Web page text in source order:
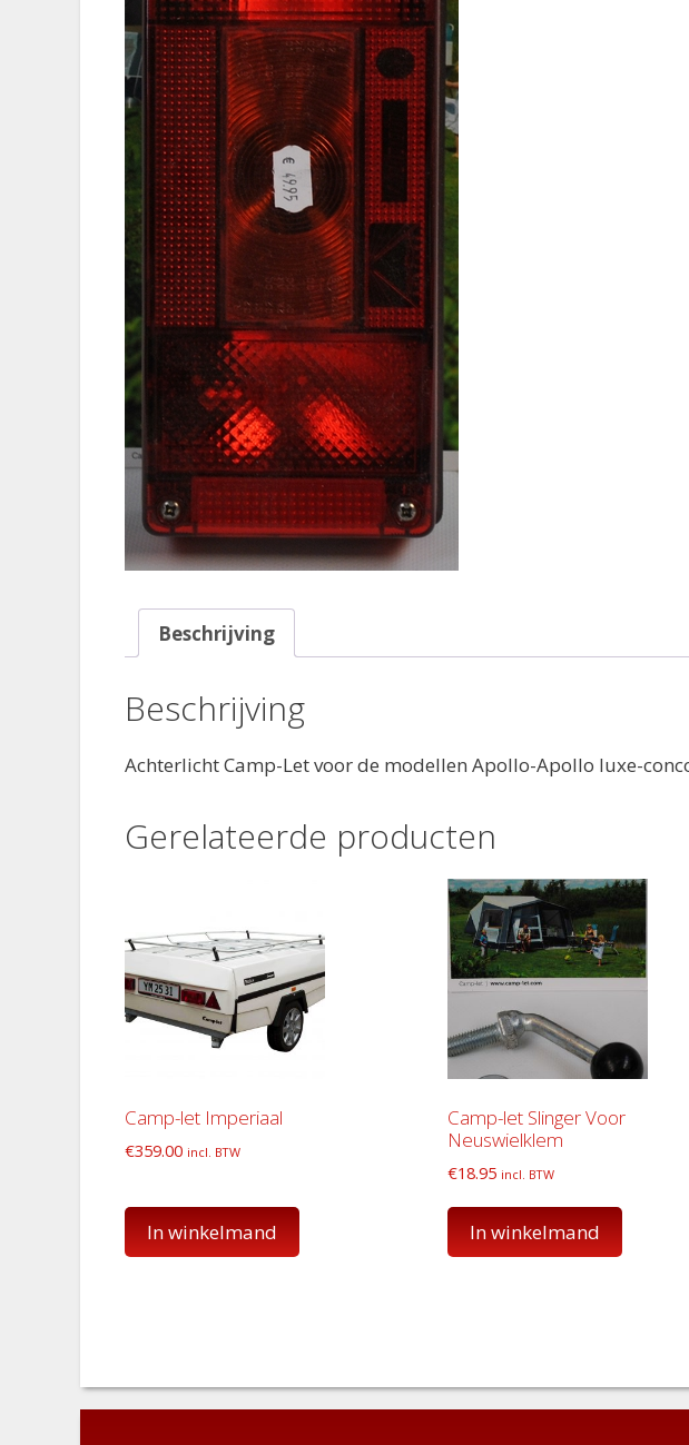
Beschrijving
Beschrijving
Achterlicht Camp-Let voor de modellen Apollo-Apollo luxe-
Gerelateerde producten
Camp-let Imperiaal
€359.00 incl. BTW
In winkelmand
Camp-let Slinger Voor
Neuswielklem
€18.95 incl. BTW
In winkelmand